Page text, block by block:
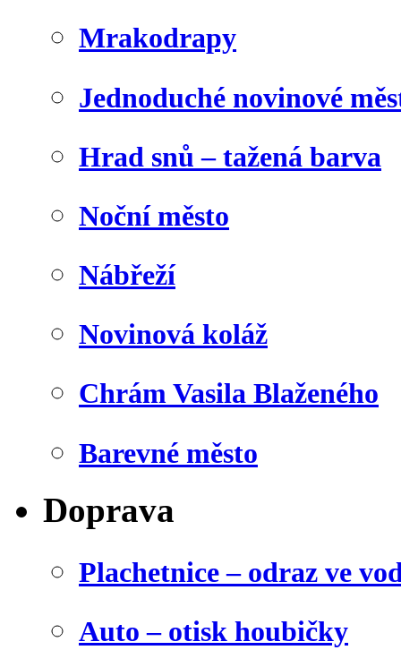
Mrakodrapy
Jednoduché novinové
Hrad snů – tažená barva
Noční město
Nábřeží
Novinová koláž
Chrám Vasila Blaženého
Barevné město
Doprava
Plachetnice – odraz ve
Auto – otisk houbičky